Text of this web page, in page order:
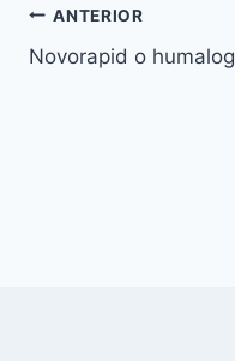
Navegación
de
ANTERIOR
Novorapid o humalog